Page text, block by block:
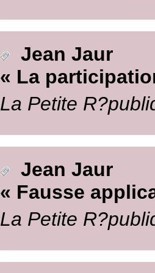
Jean Jaur
« La
La Petite
Jean Jaur
« Fausse
La Petite